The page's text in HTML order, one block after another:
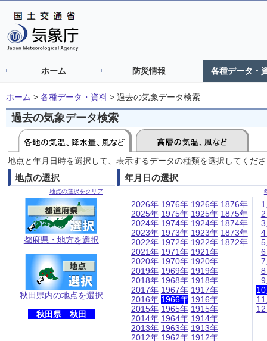
ホーム 防災情報 各種データ・
ホーム > 各種データ・資料 > 過去の気象データ検索
過去の気象データ検索
地点と年月日時を選択して、表示するデータの種類を選択してくだ
地点の選択
地点の選択をクリア
都府県・地方を選択
秋田県内の地点を選択
秋田県 秋田
年月日の選択
2026年
2025年
2024年
2023年
2022年
2021年
2020年
2019年
2018年
2017年
2016年
2015年
2014年
2013年
2012年
1976年
1975年
1974年
1973年
1972年
1971年
1970年
1969年
1968年
1967年
1966年
1965年
1964年
1963年
1962年
1926年
1925年
1924年
1923年
1922年
1921年
1920年
1919年
1918年
1917年
1916年
1915年
1914年
1913年
1912年
1876年
1875年
1874年
1873年
1872年